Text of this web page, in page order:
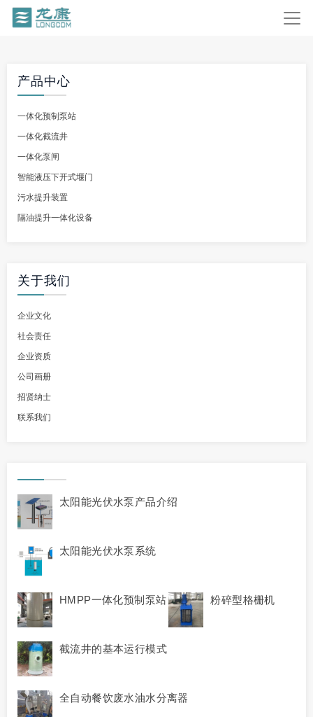
产品中心
一体化预制泵站
一体化截流井
一体化泵闸
智能液压下开式堰门
污水提升装置
隔油提升一体化设备
关于我们
企业文化
社会责任
企业资质
公司画册
招贤纳士
联系我们
太阳能光伏水泵产品介绍
太阳能光伏水泵系统
HMPP一体化预制泵站 粉碎型格栅机
截流井的基本运行模式
全自动餐饮废水油水分离器